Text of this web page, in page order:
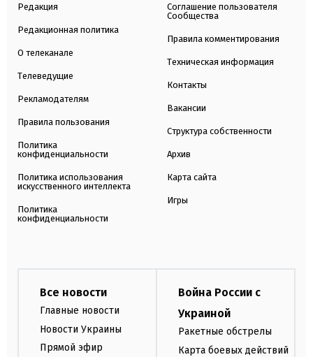
Редакция
Редакционная политика
О телеканале
Телеведущие
Рекламодателям
Правила пользования
Политика
конфиденциальности
Политика использования
искусственного интеллекта
Политика
конфиденциальности
Соглашение пользователя
Сообщества
Правила комментирования
Техническая информация
Контакты
Вакансии
Структура собственности
Архив
Карта сайта
Игры
Все новости
Главные новости
Новости Украины
Прямой эфир
Война России с
Украиной
Ракетные обстрелы
Карта боевых действий